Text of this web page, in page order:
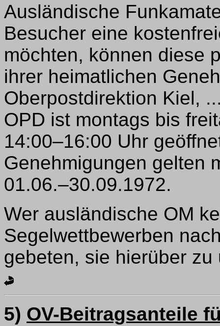
Ausländische
Besucher eine
möchten, können diese
ihrer heimatlichen
Oberpostdirektion Kiel,
OPD ist montags bis
14:00–16:00 Uhr
Genehmigungen gelten
01.06.–30.09.1972.
Wer ausländische OM
Segelwettbewerben
gebeten, sie hierüber zu
5) OV-Beitragsanteile